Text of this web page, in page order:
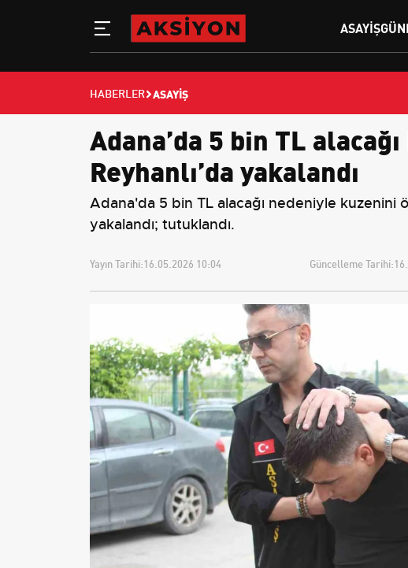
ASAYIŞ
HABERLER ASAYIŞ
Adana’da 5 bin TL
Reyhanlı’da yakalandı
Adana'da 5 bin TL alacağı nedeniyle kuzenini
yakalandı; tutuklandı.
Yayın Tarihi:16.05.2026 10:04 Güncelleme Tarihi: